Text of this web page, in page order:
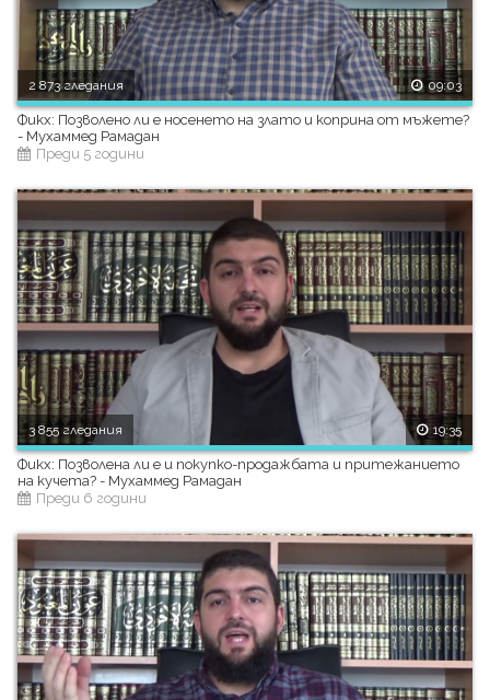
2 873 гледания 09:03
Фикх: Позволено ли е носенето на злато и коприна от мъжете?
- Мухаммед Рамадан
Преди 5 години
3 855 гледания 19:35
Фикх: Позволена ли е и покупко-продажбата и притежанието
на кучета? - Мухаммед Рамадан
Преди 6 години